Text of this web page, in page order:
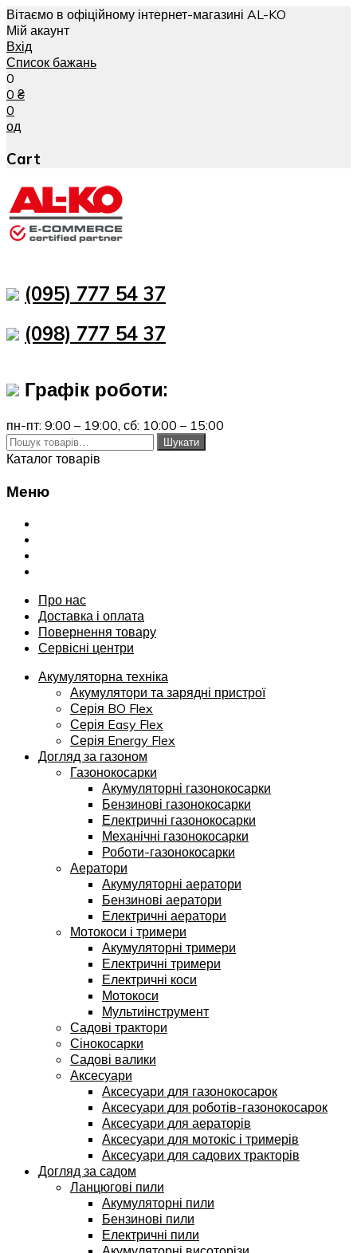
Вітаємо в офіційному інтернет-магазині AL-KO
Мій акаунт
Вхід
Список бажань
0
0 ₴
0
од
Cart
(095) 777 54 37
(098) 777 54 37
Графік роботи:
пн-пт: 9:00 – 19:00, сб: 10:00 – 15:00
Шукати:
Шукати
Каталог товарів
Меню
Переглянути
Про нас
Доставка і оплата
Повернення товару
Сервісні центри
Акумуляторна техніка
Акумулятори та зарядні пристрої
Серія BO Flex
Серія Easy Flex
Серія Energy Flex
Догляд за газоном
Газонокосарки
Акумуляторні газонокосарки
Бензинові газонокосарки
Електричні газонокосарки
Механічні газонокосарки
Роботи-газонокосарки
Аератори
Акумуляторні аератори
Бензинові аератори
Електричні аератори
Мотокоси і тримери
Акумуляторні тримери
Електричні тримери
Електричні коси
Мотокоси
Мультиінструмент
Садові трактори
Сінокосарки
Садові валики
Аксесуари
Аксесуари для газонокосарок
Аксесуари для роботів-газонокосарок
Аксесуари для аераторів
Аксесуари для мотокіс і тримерів
Аксесуари для садових тракторів
Догляд за садом
Ланцюгові пили
Акумуляторні пили
Бензинові пили
Електричні пили